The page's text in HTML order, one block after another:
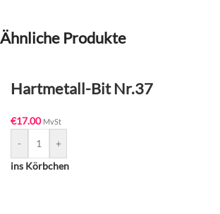
Ähnliche Produkte
Hartmetall-Bit Nr.37
€17.00 MvSt
-
+
ins Körbchen